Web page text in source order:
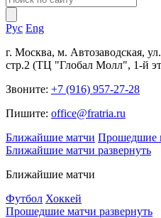
Рус Eng
г. Москва, м. Автозаводская,
стр.2 (ТЦ "Глобал Молл", 1-й
Звоните: +7 (916) 957-27-28
Пишите: office@fratria.ru
Ближайшие матчи Прошедшие
Ближайшие матчи развернуть
Ближайшие матчи
Футбол Хоккей
Прошедшие матчи развернуть